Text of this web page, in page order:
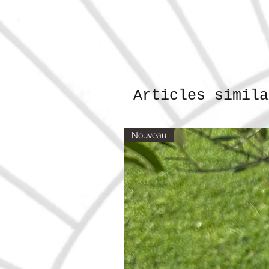
Articles
Nouveau